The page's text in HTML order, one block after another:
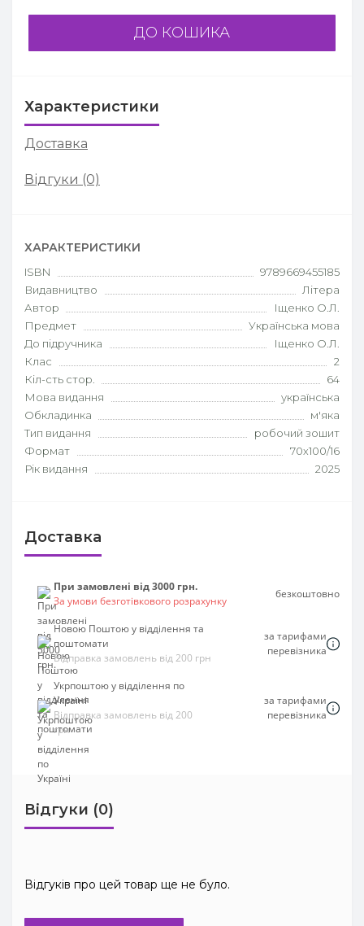
ДО КОШИКА
Характеристики
Доставка
Відгуки (0)
ХАРАКТЕРИСТИКИ
ISBN
9789669455185
Видавництво
Літера
Автор
Іщенко О.Л.
Предмет
Українська мова
До підручника
Іщенко О.Л.
Клас
2
Кіл-сть стор.
64
Мова видання
українська
Обкладинка
м'яка
Тип видання
робочий зошит
Формат
70х100/16
Рік видання
2025
Доставка
При замовлені від 3000 грн.
За умови безготівкового розрахунку
безкоштовно
Новою Поштою у відділення та
поштомати
Відправка замовлень від 200 грн
за тарифами
перевізника
Укрпоштою у відділення по
Україні
Відправка замовлень від 200
грн
за тарифами
перевізника
Відгуки (0)
Відгуків про цей товар ще не було.